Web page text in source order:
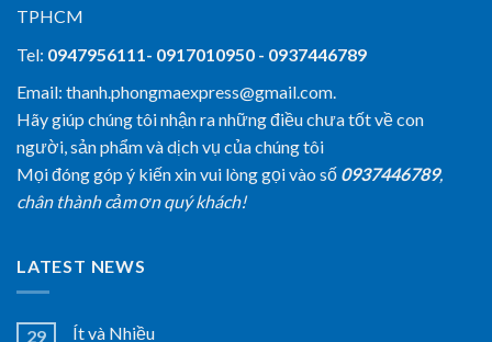
TPHCM
Tel: 0947956111- 0917010950 - 0937446789
Email: thanh.phongmaexpress@gmail.com.
Hãy giúp chúng tôi nhận ra những điều chưa tốt về con
người, sản phẩm và dịch vụ của chúng tôi
Mọi đóng góp ý kiến xin vui lòng gọi vào số 0937446789,
chân thành cảm ơn quý khách!
LATEST NEWS
29 Ít và Nhiều